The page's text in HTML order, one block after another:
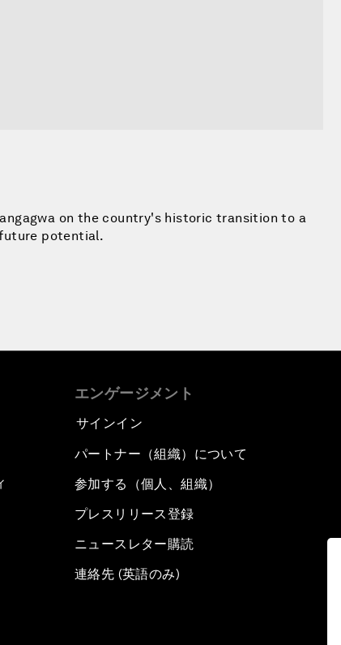
on the country's historic transition to a
potential.
エンゲージメント
サインイン
パートナー（組織）について
参加する（個人、組織）
プレスリリース登録
ニュースレター購読
連絡先 (英語のみ)